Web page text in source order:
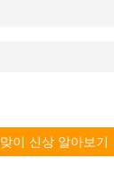
맞이 신상 알아보기